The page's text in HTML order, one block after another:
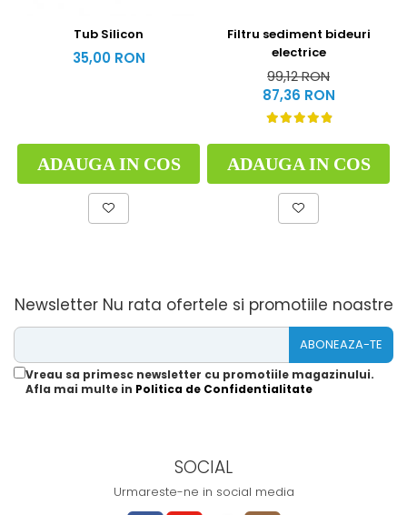
Tub Silicon
35,00 RON
ADAUGA IN COS
Filtru sediment bideuri
electrice
99,12 RON
87,36 RON
ADAUGA IN COS
Newsletter Nu rata ofertele si promotiile noastre
Vreau sa primesc newsletter cu promotiile magazinului.
Afla mai multe in Politica de Confidentialitate
SOCIAL
Urmareste-ne in social media